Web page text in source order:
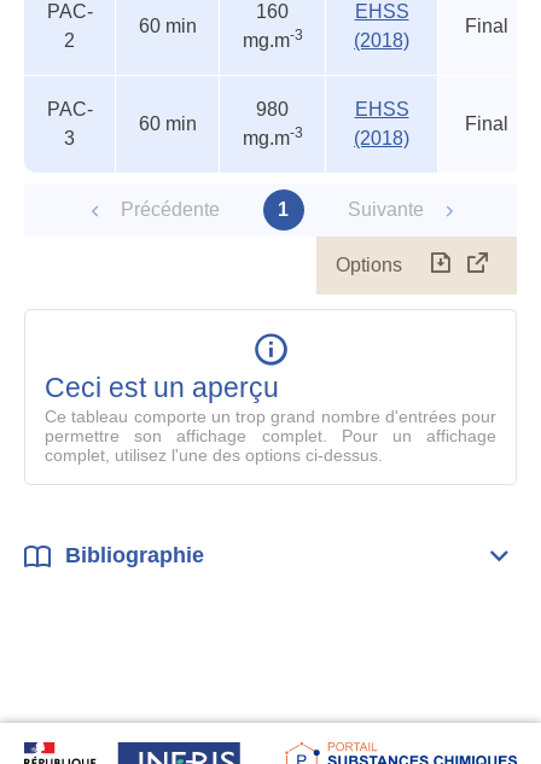
PAC-
2
60 min
160
mg.m-3
EHSS
(2018)
Final
PAC-
3
60 min
980
mg.m-3
EHSS
(2018)
Final
Précédente 1 Suivante
Options
le
Ceci est un aperçu
Ce tableau comporte un trop grand nombre d'entrées pour
permettre son affichage complet. Pour un affichage
complet, utilisez l'une des options ci-dessus.
Bibliographie